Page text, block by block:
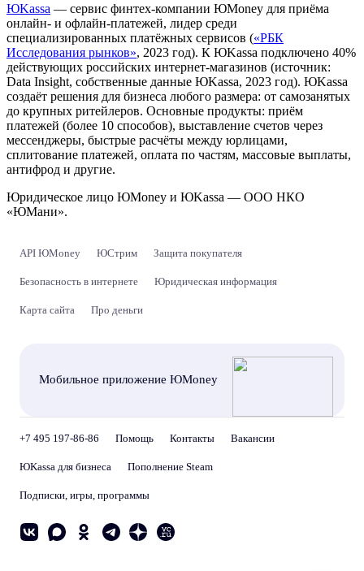
ЮKassa — сервис финтех-компании ЮMoney для приёма
онлайн- и офлайн-платежей, лидер среди
специализированных платёжных сервисов («РБК
Исследования рынков», 2023 год). К ЮKassa подключено 40%
действующих российских интернет-магазинов (источник:
Data Insight, собственные данные ЮKassa, 2023 год). ЮKassa
создаёт решения для бизнеса любого размера: от самозанятых
до крупных ритейлеров. Основные продукты: приём
платежей (более 10 способов), выставление счетов через
мессенджеры, быстрые расчёты между юрлицами,
сплитование платежей, оплата по частям, массовые выплаты,
антифрод и другие.
Юридическое лицо ЮMoney и ЮKassa — ООО НКО
«ЮМани».
API ЮMoney ЮСтрим Защита покупателя
Безопасность в интернете Юридическая информация
Карта сайта Про деньги
Мобильное приложение ЮMoney
+7 495 197-86-86 Помощь Контакты Вакансии
ЮKassa для бизнеса Пополнение Steam
Подписки, игры, программы